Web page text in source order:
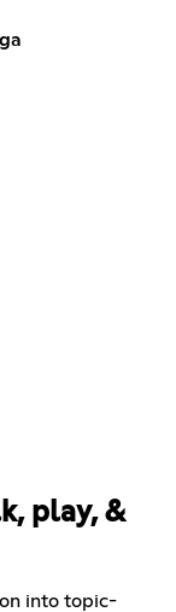
play, &
into topic-